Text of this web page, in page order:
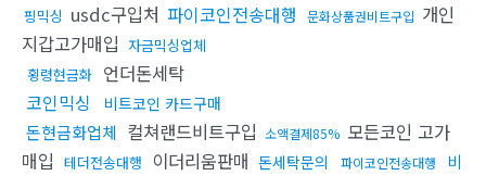
핑믹싱 usdc구입처 파이코인전송대행 문화상품권비트구입 개인
지갑고가매입 자금믹싱업체
횡령현금화 언더돈세탁
코인믹싱
비트코인 카드구매
돈현금화업체 컬쳐랜드비트구입 소액결제85% 모든코인 고가
매입 테더전송대행 이더리움판매 돈세탁문의 파이코인전송대행
비